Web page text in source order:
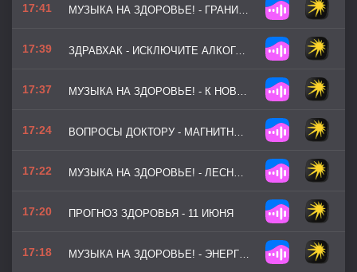
17:41 МУЗЫКА НА ЗДОРОВЬЕ! - ГРАНИ ВОЗМОЖНОГО
17:39 ЗДРАВХАК - ИСКЛЮЧИТЕ АЛКОГОЛЬ В ЖАРУ
17:37 МУЗЫКА НА ЗДОРОВЬЕ! - К НОВЫМ ВЕРШИНАМ (ВЕРСИЯ 2)
17:24 ВОПРОСЫ ДОКТОРУ - МАГНИТНЫЕ БУРИ И НЕ ТОЛЬКО
17:22 МУЗЫКА НА ЗДОРОВЬЕ! - ЛЕСНАЯ ТРОПА
17:20 ПРОГНОЗ ЗДОРОВЬЯ - 11 ИЮНЯ
17:18 МУЗЫКА НА ЗДОРОВЬЕ! - ЭНЕРГИЯ ВДОХА